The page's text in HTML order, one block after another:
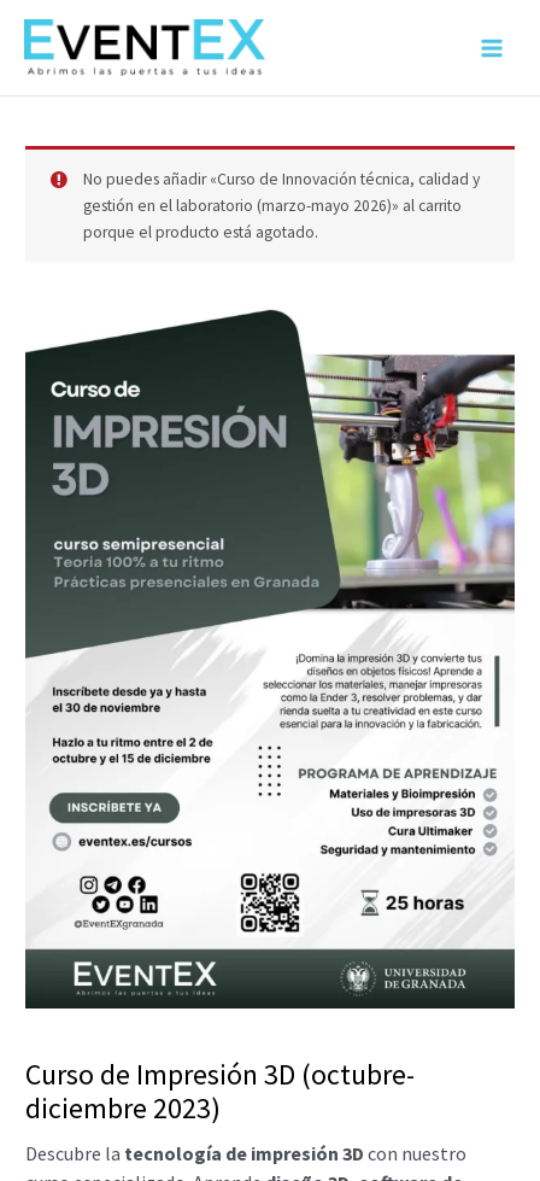
contenido
Main
No puedes añadir «Curso de Innovación técnica, calidad y
gestión en el laboratorio (marzo-mayo 2026)» al carrito
porque el producto está agotado.
Curso de Impresión 3D (octubre-
diciembre 2023)
Descubre la tecnología de impresión 3D con nuestro